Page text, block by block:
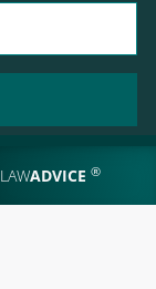
LAWADVICE ®